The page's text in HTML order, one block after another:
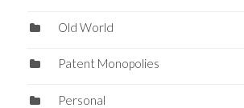
Old World
Patent Monopolies
Personal